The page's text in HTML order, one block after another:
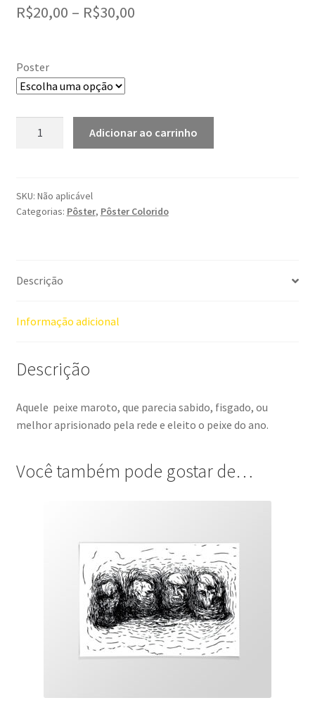
R$20,00 – R$30,00Price
R$30,00
Poster
do
Ano
Adicionar ao carrinho
SKU: Não aplicável
Categorias: Pôster, Pôster Colorido
Descrição
Informação adicional
Descrição
Aquele peixe maroto, que parecia sabido, fisgado, ou
melhor aprisionado pela rede e eleito o peixe do ano.
Você também pode gostar de…